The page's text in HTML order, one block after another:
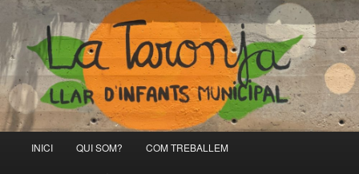
Aneu
INICI QUI SOM? COM TREBALLEM